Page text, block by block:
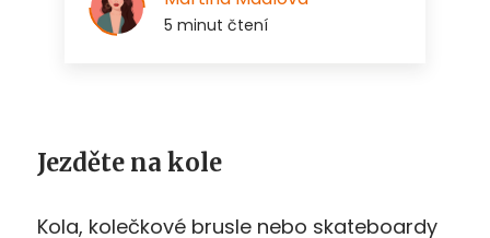
Jezděte na kole
Kola, kolečkové brusle nebo skateboardy